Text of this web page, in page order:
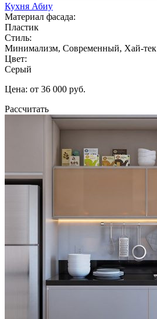
Кухня Абиу
Материал фасада:
Пластик
Стиль:
Минимализм, Современный, Хай-тек
Цвет:
Серый
Цена: от 36 000 руб.
Рассчитать